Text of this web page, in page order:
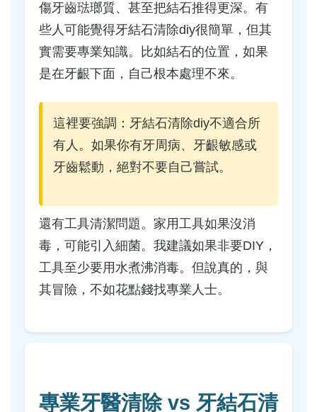
傷牙齒琺瑯質、甚至把結石推得更深。有
些人可能覺得牙結石清除diy很簡單，但其
實需要專業知識。比如結石的位置，如果
是在牙齦下面，自己根本處理不來。
這裡要強調：牙結石清除diy不適合所
有人。如果你有牙周病、牙齦敏感或
牙齒鬆動，絕對不要自己嘗試。
還有工具清潔問題。家用工具如果沒消
毒，可能引入細菌。我建議如果非要DIY，
工具至少要用水煮沸消毒。但說真的，與
其冒險，不如花點錢找專業人士。
專業牙醫清除 vs 牙結石清